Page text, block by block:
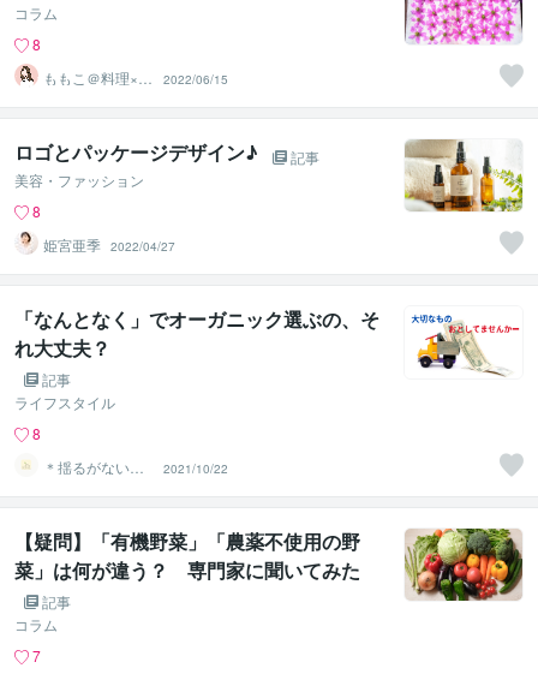
コラム
8
ももこ＠料理×セ
ラピスト♡
2022/06/15
ロゴとパッケージデザイン♪
記事
美容・ファッション
8
姫宮亜季 2022/04/27
「なんとなく」でオーガニック選ぶの、そ
れ大丈夫？
記事
ライフスタイル
8
＊揺るがない安
心＊土台作りの
セルフケア
2021/10/22
【疑問】「有機野菜」「農薬不使用の野
菜」は何が違う？ 専門家に聞いてみた
記事
コラム
7